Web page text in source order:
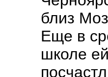
близ
Еще в
школе